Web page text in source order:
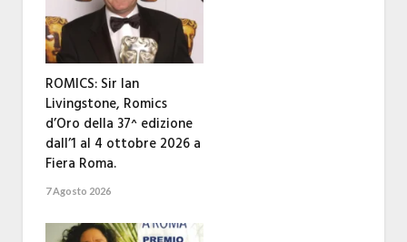
ROMICS: Sir Ian
Livingstone, Romics
d’Oro della 37^ edizione
dall’1 al 4 ottobre 2026 a
Fiera Roma.
7 Agosto 2026